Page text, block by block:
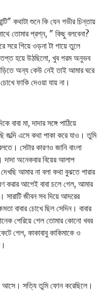
কথাটা শুনে কি যেন গভীর চিন্তায়
তোমার প্রশ্ন, " কিছু বলবেনা?
গিয়ে ওড়না টা গায়ে তুলে
হয়ে উঠছিলো, খুব গরম অনুভব
অন্য কেউ নেই তাই আমার ঘরে
ফাকি দেওয়া যায় না।
মা, দাদার সঙ্গে পাঠিয়ে
জল্দি এসে কথা পাকা করে যাও। তুমি
সেটার কারণও জানি বাংলা
অনেকবার বিয়ের আলাপ
আমার না বলা কথা বুঝতে পারার
করার আগেই বাবা চলে গেল, আমার
সারাটি জীবন সব দিয়ে আদরের
বাবার চোখে ছিল সেদিন। বাবার
পেরিয়ে গেল তোমার কোনো খবর
গেল, কাকাবাবু কাকিমাকে ও
আসে। সত্যি তুমি ফোন করেছিলে।